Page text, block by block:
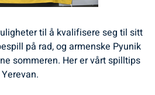
til å kvalifisere seg til sitt
på rad, og armenske Pyunik
sommeren. Her er vårt spilltips